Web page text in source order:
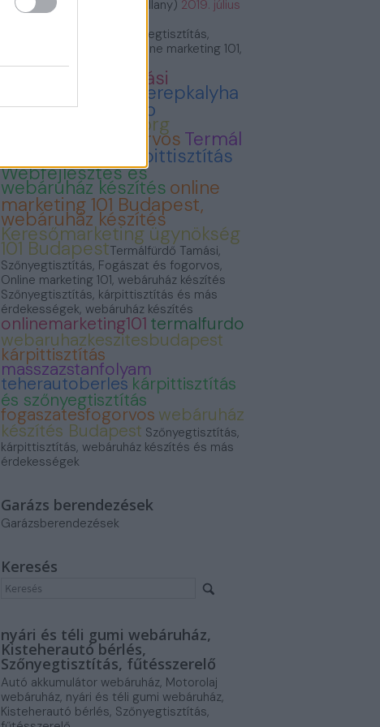
— VillámVillany (@villam_villany) 2019. július
Termálfürdő Tamási, Szőnyegtisztítás,
Fogászat és fogorvos, Online marketing 101,
webáruház készítés
Termálfürdő Tamási
Cserepkalyha
Kemence Kandallo
Szonyegtisztitas.org
Fogászat és fogorvos Termál
Kárpittisztítás
Webfejlesztés és
webáruház készítés online
marketing 101 Budapest,
webáruház készítés
Keresőmarketing ügynökség
101 BudapestTermálfürdő Tamási,
Szőnyegtisztítás, Fogászat és fogorvos,
Online marketing 101, webáruház készítés
Szőnyegtisztítás, kárpittisztítás és más
érdekességek, webáruház készítés
onlinemarketing101 termalfurdo
webaruhazkeszitesbudapest
kárpittisztítás
masszazstanfolyam
teherautoberles kárpittisztítás
és szőnyegtisztítás
fogaszatesfogorvos webáruház
készítés Budapest Szőnyegtisztítás,
kárpittisztítás, webáruház készítés és más
érdekességek
Garázs berendezések
Garázsberendezések
Keresés
nyári és téli gumi webáruház,
Kisteherautó bérlés,
Szőnyegtisztítás, fűtésszerelő
Autó akkumulátor webáruház, Motorolaj
webáruház, nyári és téli gumi webáruház,
Kisteherautó bérlés, Szőnyegtisztítás,